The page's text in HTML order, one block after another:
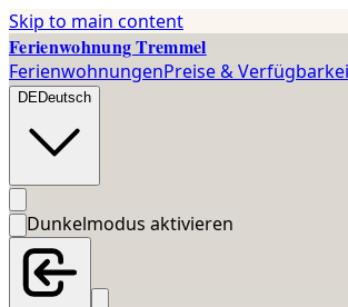
Skip to main content
Ferienwohnung Tremmel
FerienwohnungenPreise &
DEDeutsch
Dunkelmodus aktivieren